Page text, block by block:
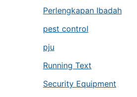
Perlengkapan Ibadah
pest control
pju
Running Text
Security Equipment